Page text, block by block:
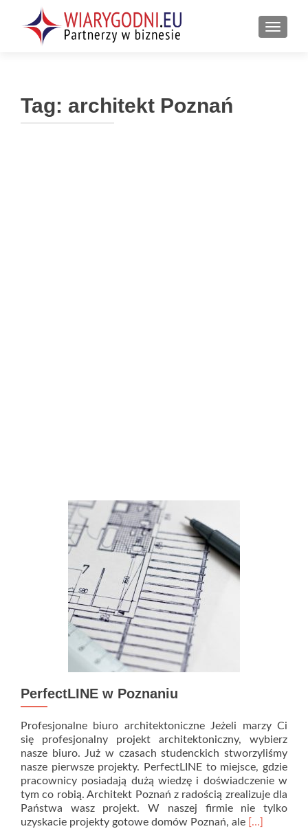
Tag: architekt Poznań
PerfectLINE w Poznaniu
Profesjonalne biuro architektoniczne Jeżeli marzy Ci
się profesjonalny projekt architektoniczny, wybierz
nasze biuro. Już w czasach studenckich stworzyliśmy
nasze pierwsze projekty. PerfectLINE to miejsce, gdzie
pracownicy posiadają dużą wiedzę i doświadczenie w
tym co robią. Architekt Poznań z radością zrealizuje dla
Państwa wasz projekt. W naszej firmie nie tylko
uzyskacie projekty gotowe domów Poznań, ale Read
[…]